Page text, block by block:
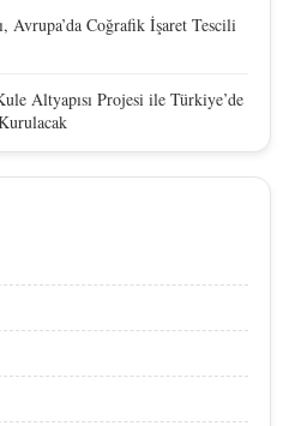
Avrupa’da Coğrafik İşaret Tescili
Altyapısı Projesi ile Türkiye’de